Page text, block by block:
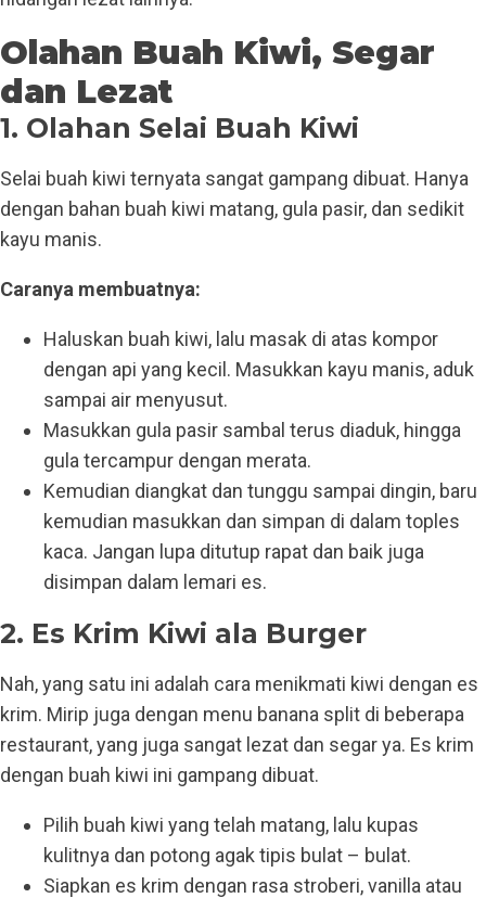
Olahan Buah Kiwi, Segar
dan Lezat
1. Olahan Selai Buah Kiwi
Selai buah kiwi ternyata sangat gampang dibuat. Hanya
dengan bahan buah kiwi matang, gula pasir, dan sedikit
kayu manis.
Caranya membuatnya:
Haluskan buah kiwi, lalu masak di atas kompor
dengan api yang kecil. Masukkan kayu manis, aduk
sampai air menyusut.
Masukkan gula pasir sambal terus diaduk, hingga
gula tercampur dengan merata.
Kemudian diangkat dan tunggu sampai dingin, baru
kemudian masukkan dan simpan di dalam toples
kaca. Jangan lupa ditutup rapat dan baik juga
disimpan dalam lemari es.
2. Es Krim Kiwi ala Burger
Nah, yang satu ini adalah cara menikmati kiwi dengan es
krim. Mirip juga dengan menu banana split di beberapa
restaurant, yang juga sangat lezat dan segar ya. Es krim
dengan buah kiwi ini gampang dibuat.
Pilih buah kiwi yang telah matang, lalu kupas
kulitnya dan potong agak tipis bulat – bulat.
Siapkan es krim dengan rasa stroberi, vanilla atau